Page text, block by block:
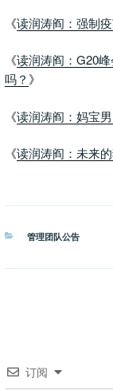
《读润涛阎：强制
《读润涛阎：G20
吗？ 》
《读润涛阎：妈宝
《读润涛阎：未来
分
管理团队公告
订阅